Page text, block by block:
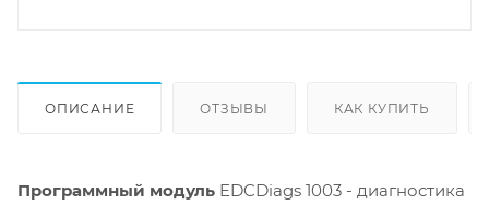
ОПИСАНИЕ ОТЗЫВЫ КАК КУПИТЬ
Программный модуль EDCDiags 1003 - диагностика